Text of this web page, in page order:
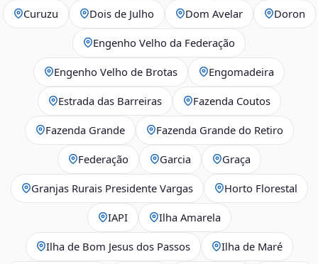
Curuzu Dois de Julho Dom Avelar Doron
Engenho Velho da Federação
Engenho Velho de Brotas Engomadeira
Estrada das Barreiras Fazenda Coutos
Fazenda Grande Fazenda Grande do Retiro
Federação Garcia Graça
Granjas Rurais Presidente Vargas Horto Florestal
IAPI Ilha Amarela
Ilha de Bom Jesus dos Passos Ilha de Maré